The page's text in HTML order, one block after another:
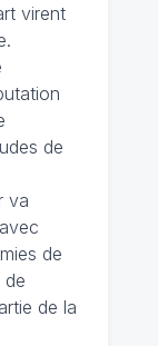
virent
de
va
de
de
de la